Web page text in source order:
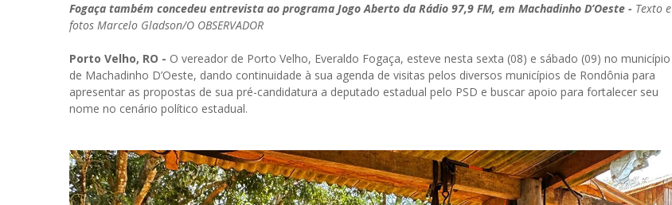
Fogaça também concedeu entrevista ao programa Jogo Aberto da Rádio 97,9 FM, em Machadinho D’Oeste - Texto e
fotos Marcelo Gladson/O OBSERVADOR
Porto Velho, RO - O vereador de Porto Velho, Everaldo Fogaça, esteve nesta sexta (08) e sábado (09) no município
de Machadinho D’Oeste, dando continuidade à sua agenda de visitas pelos diversos municípios de Rondônia para
apresentar as propostas de sua pré-candidatura a deputado estadual pelo PSD e buscar apoio para fortalecer seu
nome no cenário político estadual.